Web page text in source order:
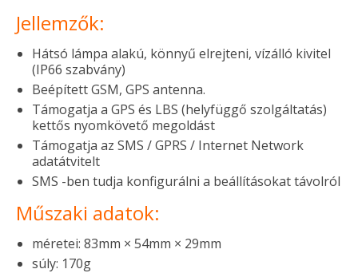
Jellemzők:
Hátsó lámpa alakú, könnyű elrejteni, vízálló kivitel
(IP66 szabvány)
Beépített GSM, GPS antenna.
Támogatja a GPS és LBS (helyfüggő szolgáltatás)
kettős nyomkövető megoldást
Támogatja az SMS / GPRS / Internet Network
adatátvitelt
SMS -ben tudja konfigurálni a beállításokat távolról
Műszaki adatok:
méretei: 83mm × 54mm × 29mm
súly: 170g